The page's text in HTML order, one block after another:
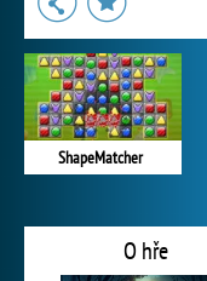
ShapeMatcher
O hře